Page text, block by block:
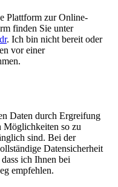
Plattform zur Online-
finden Sie unter
. Ich bin nicht bereit oder
vor einer
Daten durch Ergreifung
Möglichkeiten so zu
sind. Bei der
Datensicherheit
ich Ihnen bei
empfehlen.